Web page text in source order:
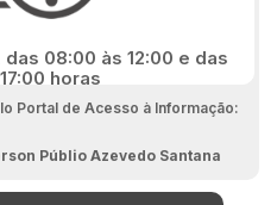
08:00 às 12:00 e das
horas
Portal de Acesso à Informação:
Públio Azevedo Santana